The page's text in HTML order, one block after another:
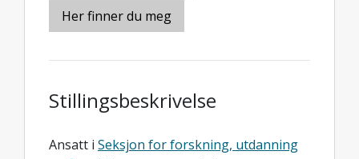
Her finner du meg
Stillingsbeskrivelse
Ansatt i Seksjon for forskning, utdanning